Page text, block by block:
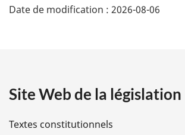
é
i
l
Date de modification : 2026-08-06
Site Web de la législation
Textes constitutionnels